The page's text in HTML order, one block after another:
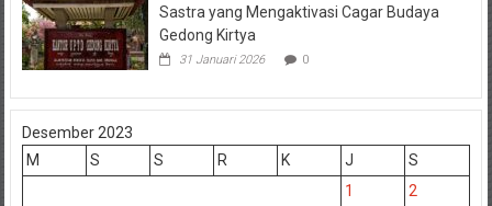
Sastra yang Mengaktivasi Cagar Budaya
Gedong Kirtya
31 Januari 2026 0
Desember 2023
M
S S R K J
S
1
2